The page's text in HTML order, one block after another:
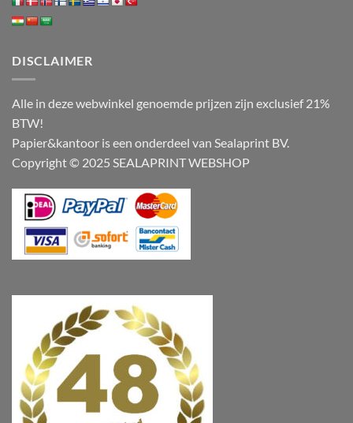
DISCLAIMER
Alle in deze webwinkel genoemde prijzen zijn exclusief 21%
BTW!
Papier&kantoor is een onderdeel van Sealaprint BV.
Copyright © 2025 SEALAPRINT WEBSHOP